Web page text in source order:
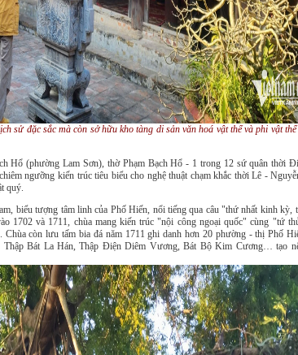
sử đặc sắc mà còn sở hữu kho tàng di sản văn hoá vật thể và phi vật thể
Hổ (phường Lam Sơn), thờ Phạm Bạch Hổ - 1 trong 12 sứ quân thời
ngưỡng kiến trúc tiêu biểu cho nghệ thuật chạm khắc thời Lê -
quý.
biểu tượng tâm linh của Phố Hiến, nổi tiếng qua câu "thứ nhất kinh kỳ,
1702 và 1711, chùa mang kiến trúc "nội công ngoại quốc" cùng "tứ
Chùa còn lưu tấm bia đá năm 1711 ghi danh hơn 20 phường - thị Phố
Thập Bát La Hán, Thập Điện Diêm Vương, Bát Bộ Kim Cương… tạo